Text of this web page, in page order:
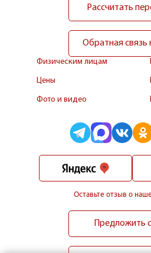
Физическим лицам
Цены
Фото и видео
Оставьте отзыв о
Предложить
Рассчитать
Обратная связь